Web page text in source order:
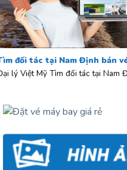
đối tác tại Nam Định bán
lý Việt Mỹ Tìm đối tác tại Nam